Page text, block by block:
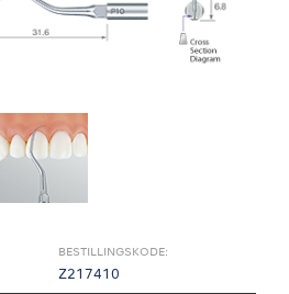
BESTILLINGSKODE:
Z217410